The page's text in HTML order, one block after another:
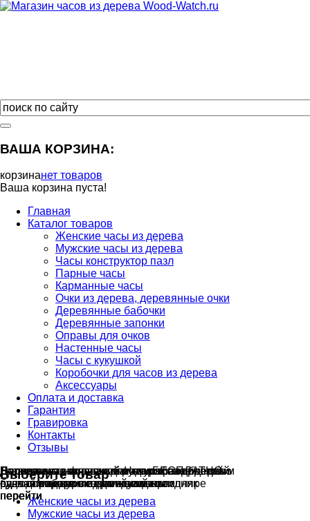
ВАША КОРЗИНА:
корзинанет товаров
Ваша корзина пуста!
Главная
Каталог товаров
Женские часы из дерева
Мужские часы из дерева
Часы конструктор пазл
Парные часы
Карманные часы
Очки из дерева, деревянные очки
Деревянные бабочки
Деревянные запонки
Оправы для очков
Настенные часы
Часы с кукушкой
Коробочки для часов из дерева
Аксессуары
Оплата и доставка
Гарантия
Гравировка
Контакты
Отзывы
Гравировка на часахобычнаяБЕСПЛАТНО
сделай подарок индивидуальным
перейти
Деревянные флешкии ручкис гравировкой
сделаем подарок эксклюзивным
перейти
Настенные резныечасыНатуральное дерево
ручная работа в единичном экземпляре
перейти
Парные часыотличный подарок влюблённым
на годовщину или семейный праздник
перейти
Деревянные оправыдля очковбез диоптрий
будь стильным всегда и везде
перейти
Выберите товар
Женские часы из дерева
Мужские часы из дерева